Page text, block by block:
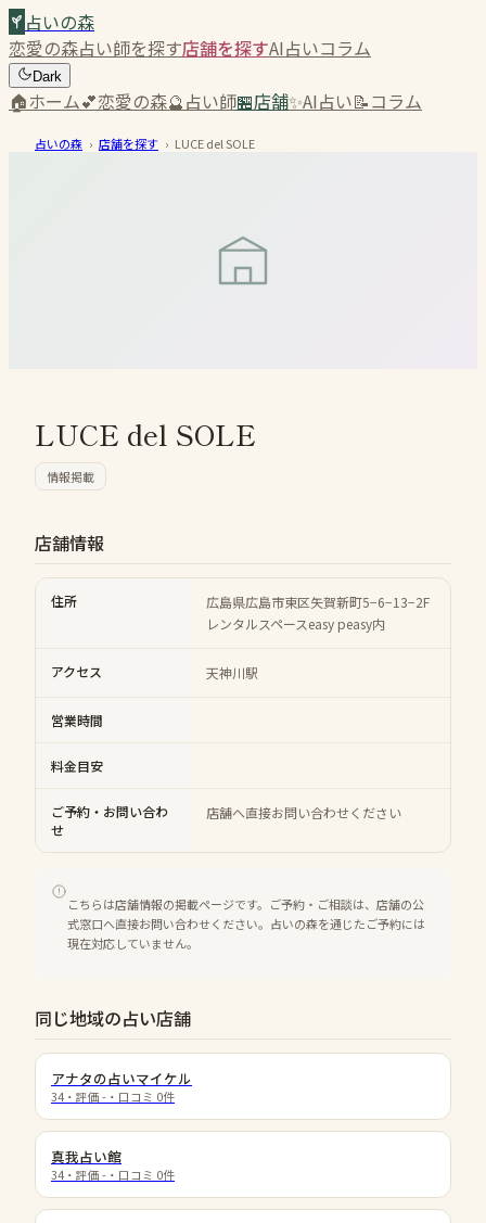
占いの森
恋愛の森占い師を探す店舗を探すAI占いコラム
Dark
🏠ホーム💕恋愛の森🔮占い師🏪店舗✨AI占い📝コラム
占いの森 › 店舗を探す › LUCE del SOLE
LUCE del SOLE
情報掲載
店舗情報
住所
広島県広島市東区矢賀新町5−6−13−2F
レンタルスペースeasy peasy内
アクセス 天神川駅
営業時間
料金目安
ご予約・お問い合わ
せ
店舗へ直接お問い合わせください
こちらは店舗情報の掲載ページです。ご予約・ご相談は、店舗の公
式窓口へ直接お問い合わせください。占いの森を通じたご予約には
現在対応していません。
同じ地域の占い店舗
アナタの占いマイケル
34 ・評価 - ・口コミ 0件
真我占い館
34 ・評価 - ・口コミ 0件